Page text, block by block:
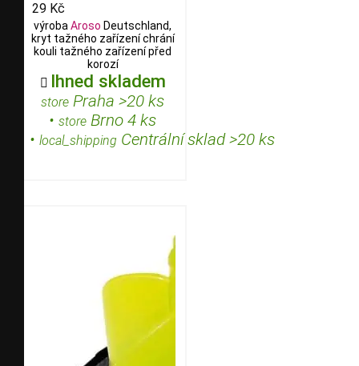
29 Kč
výrobaAroso Deutschland,
kryt tažného zařízení chrání
kouli tažného zařízení před
korozí
 Ihned skladem
store Praha >20 ks
• store Brno 4 ks
• local_shipping Centrální sklad >20 ks